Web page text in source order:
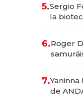
5.Sergio
la
6.Roger
7.
de